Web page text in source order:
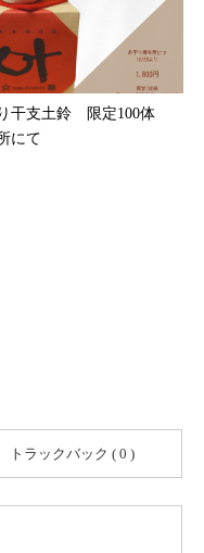
干支土鈴 限定100体
にて
トラックバック ( 0 )